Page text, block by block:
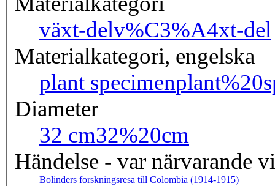
växt-delv%C3%A4xt-del
Materialkategori, engelska
plant specimen
Diameter
32 cm32%20cm
Händelse - var närvarande
Bolinders forskningsresa till Colombia (1914-1915)